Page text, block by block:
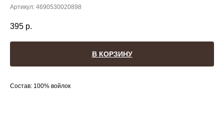
Артикул: 4690530020898
395 р.
В КОРЗИНУ
Состав: 100% войлок